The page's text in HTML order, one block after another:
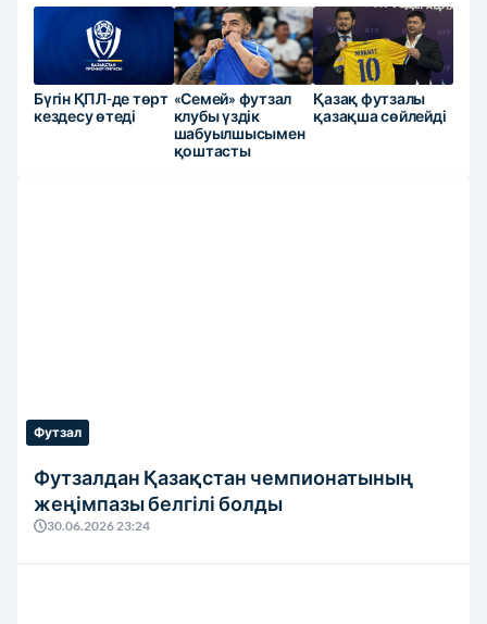
Бүгін ҚПЛ-де төрт
кездесу өтеді
«Семей» футзал
клубы үздік
шабуылшысымен
қоштасты
Қазақ футзалы
қазақша сөйлейді
Футзал
Футзалдан Қазақстан чемпионатының
жеңімпазы белгілі болды
30.06.2026 23:24